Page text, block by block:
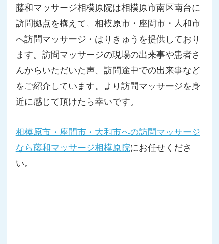
藤和マッサージ相模原院は相模原市南区南台に
訪問拠点を構えて、相模原市・座間市・大和市
へ訪問マッサージ・はりきゅうを提供しており
ます。訪問マッサージの現場の出来事や患者さ
んからいただいた声、訪問途中での出来事など
をご紹介しています。より訪問マッサージを身
近に感じて頂けたら幸いです。
相模原市・座間市・大和市への訪問マッサージ
なら藤和マッサージ相模原院にお任せくださ
い。